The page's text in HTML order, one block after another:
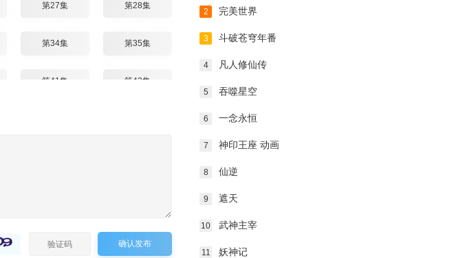
第27集 第28集
第34集 第35集
第41集 第42集
确认发布
2 完美世界
3 斗破苍穹年番
4 凡人修仙传
5 吞噬星空
6 一念永恒
7 神印王座 动画
8 仙逆
9 遮天
10 武神主宰
11 妖神记